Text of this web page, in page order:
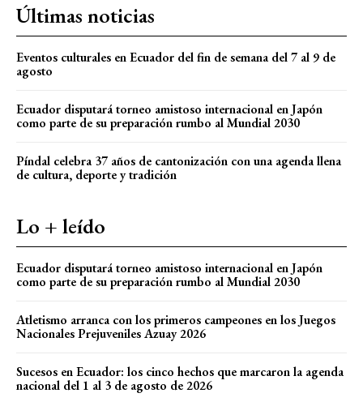
Últimas noticias
Eventos culturales en Ecuador del fin de semana del 7 al 9 de
agosto
Ecuador disputará torneo amistoso internacional en Japón
como parte de su preparación rumbo al Mundial 2030
Píndal celebra 37 años de cantonización con una agenda llena
de cultura, deporte y tradición
Lo + leído
Ecuador disputará torneo amistoso internacional en Japón
como parte de su preparación rumbo al Mundial 2030
Atletismo arranca con los primeros campeones en los Juegos
Nacionales Prejuveniles Azuay 2026
Sucesos en Ecuador: los cinco hechos que marcaron la agenda
nacional del 1 al 3 de agosto de 2026